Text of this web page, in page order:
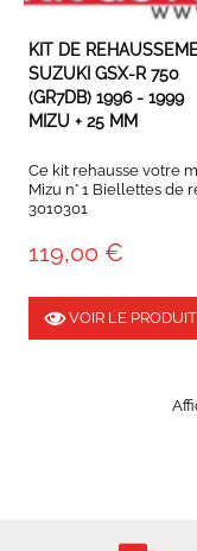
KIT DE
SUZUKI GSX-R 750
(GR7DB) 1996 - 1999
MIZU + 25 MM
Ce kit rehausse votre
Mizu n° 1 Biellettes de
3010301
119,00 €
VOIR LE PRODUIT